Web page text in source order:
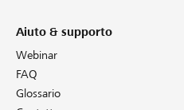
Aiuto & supporto
Webinar
FAQ
Glossario